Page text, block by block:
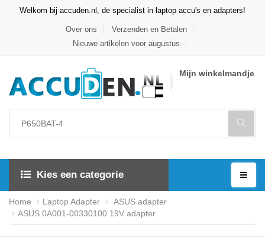
Welkom bij accuden.nl, de specialist in laptop accu's en adapters!
Over ons
Verzenden en Betalen
Nieuwe artikelen voor augustus
Mijn winkelmandje
Kies een categorie
Home Laptop Adapter
ASUS adapter
ASUS 0A001-00330100 19V adapter